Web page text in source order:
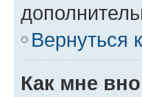
Вернуться
Как мне